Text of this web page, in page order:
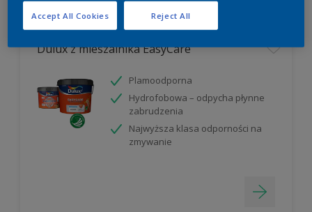
Dulux z mieszalnika EasyCare
Plamoodporna
Hydrofobowa – odpycha płynne
zabrudzenia
Najwyższa klasa odporności na
zmywanie
Reject All
Accept All Cookies